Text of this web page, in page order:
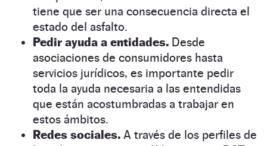
tiene que ser una consecuencia directa el
estado del asfalto.
Pedir ayuda a entidades. Desde
asociaciones de consumidores hasta
servicios jurídicos, es importante pedir
toda la ayuda necesaria a las entendidas
que están acostumbradas a trabajar en
estos ámbitos.
Redes sociales. A través de los perfiles de